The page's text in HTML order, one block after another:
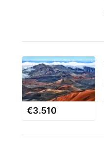
€3.510